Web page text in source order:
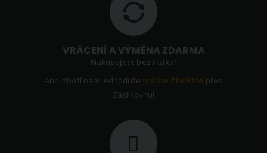
VRÁCENÍ A VÝMĚNA ZDARMA
Nakupujete bez rizika!
Ano, zboží nám jednoduševrátíte ZDARMA přes
Zásilkovnu!